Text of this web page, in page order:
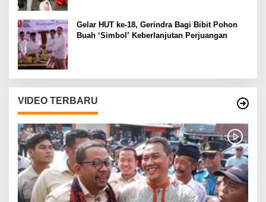
Gelar HUT ke-18, Gerindra Bagi Bibit Pohon
Buah ‘Simbol’ Keberlanjutan Perjuangan
VIDEO TERBARU